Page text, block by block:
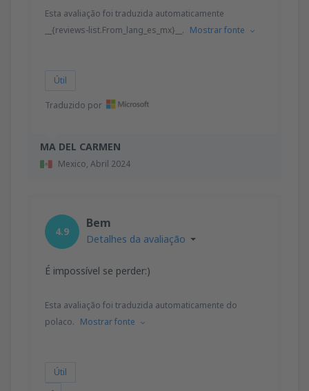
MA DEL CARMEN
Mexico, Abril 2024
Esta avaliação foi traduzida automaticamente
__{reviews-list.From_lang_es_mx}__. Mostrar fonte
Útil
Traduzido por
4.9
Bem
Detalhes da avaliação
É impossível se perder:)
Esta avaliação foi traduzida automaticamente do
polaco. Mostrar fonte
Útil